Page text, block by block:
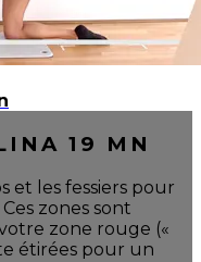
19 MN
et les fessiers pour
zones sont
zone rouge («
étirées pour un